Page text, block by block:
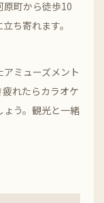
原町から徒歩10
ち寄れます。
ミューズメント
れたらカラオケ
う。観光と一緒